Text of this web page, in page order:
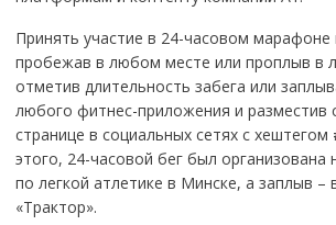
Принять участие в 24-часовом
пробежав в любом месте или проплыв в
отметив длительность забега или
любого фитнес-приложения и разместив
странице в социальных сетях с хештегом
этого, 24-часовой бег был
по легкой атлетике в Минске, а заплыв –
«Трактор».